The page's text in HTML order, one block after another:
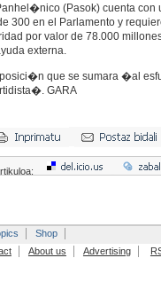
(Pasok) cuenta
300 en el Parlamento y
por valor de 78.000
externa.
que se sumara �al
GARA
Shop
About us Advertising